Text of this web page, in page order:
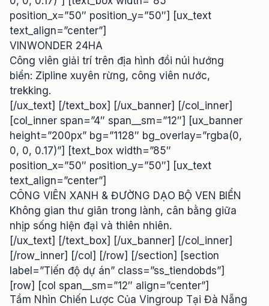
position_x=”50″ position_y=”50″] [ux_text
text_align=”center”]
VINWONDER 24HA
Công viên giải trí trên địa hình đồi núi hướng
biển: Zipline xuyên rừng, công viên nước,
trekking.
[/ux_text] [/text_box] [/ux_banner] [/col_inner]
[col_inner span=”4″ span__sm=”12″] [ux_banner
height=”200px” bg=”1128″ bg_overlay=”rgba(0,
0, 0, 0.17)”] [text_box width=”85″
position_x=”50″ position_y=”50″] [ux_text
text_align=”center”]
CÔNG VIÊN XANH & ĐƯỜNG DẠO BỘ VEN BIỂN
Không gian thư giãn trong lành, cân bằng giữa
nhịp sống hiện đại và thiên nhiên.
[/ux_text] [/text_box] [/ux_banner] [/col_inner]
[/row_inner] [/col] [/row] [/section] [section
label=”Tiến độ dự án” class=”ss_tiendobds”]
[row] [col span__sm=”12″ align=”center”]
Tầm Nhìn Chiến Lược Của Vingroup Tại Đà Nẵng